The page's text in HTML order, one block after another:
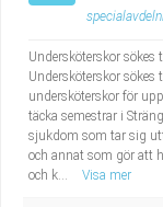
Undersköterskor
Undersköterskor
undersköterskor för
täcka semestrar i
sjukdom som tar sig
och annat som gör att
och k...
Visa mer